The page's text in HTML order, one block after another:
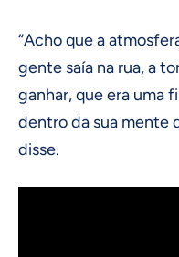
“Acho que a
gente saía na rua, a
ganhar, que era uma
dentro da sua mente
disse.